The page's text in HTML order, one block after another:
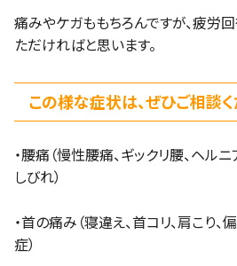
痛みやケガももちろんですが、疲労
ただければと思います。
この様な症状は、ぜひご相談
・腰痛（慢性腰痛、ギックリ腰、ヘル
しびれ）
・首の痛み（寝違え、首コリ、肩こり、
症）